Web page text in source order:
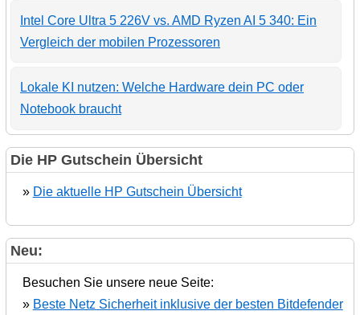
Intel Core Ultra 5 226V vs. AMD Ryzen AI 5 340: Ein
Vergleich der mobilen Prozessoren
Lokale KI nutzen: Welche Hardware dein PC oder
Notebook braucht
Die HP Gutschein Übersicht
» Die aktuelle HP Gutschein Übersicht
Neu:
Besuchen Sie unsere neue Seite:
» Beste Netz Sicherheit inklusive der besten Bitdefender